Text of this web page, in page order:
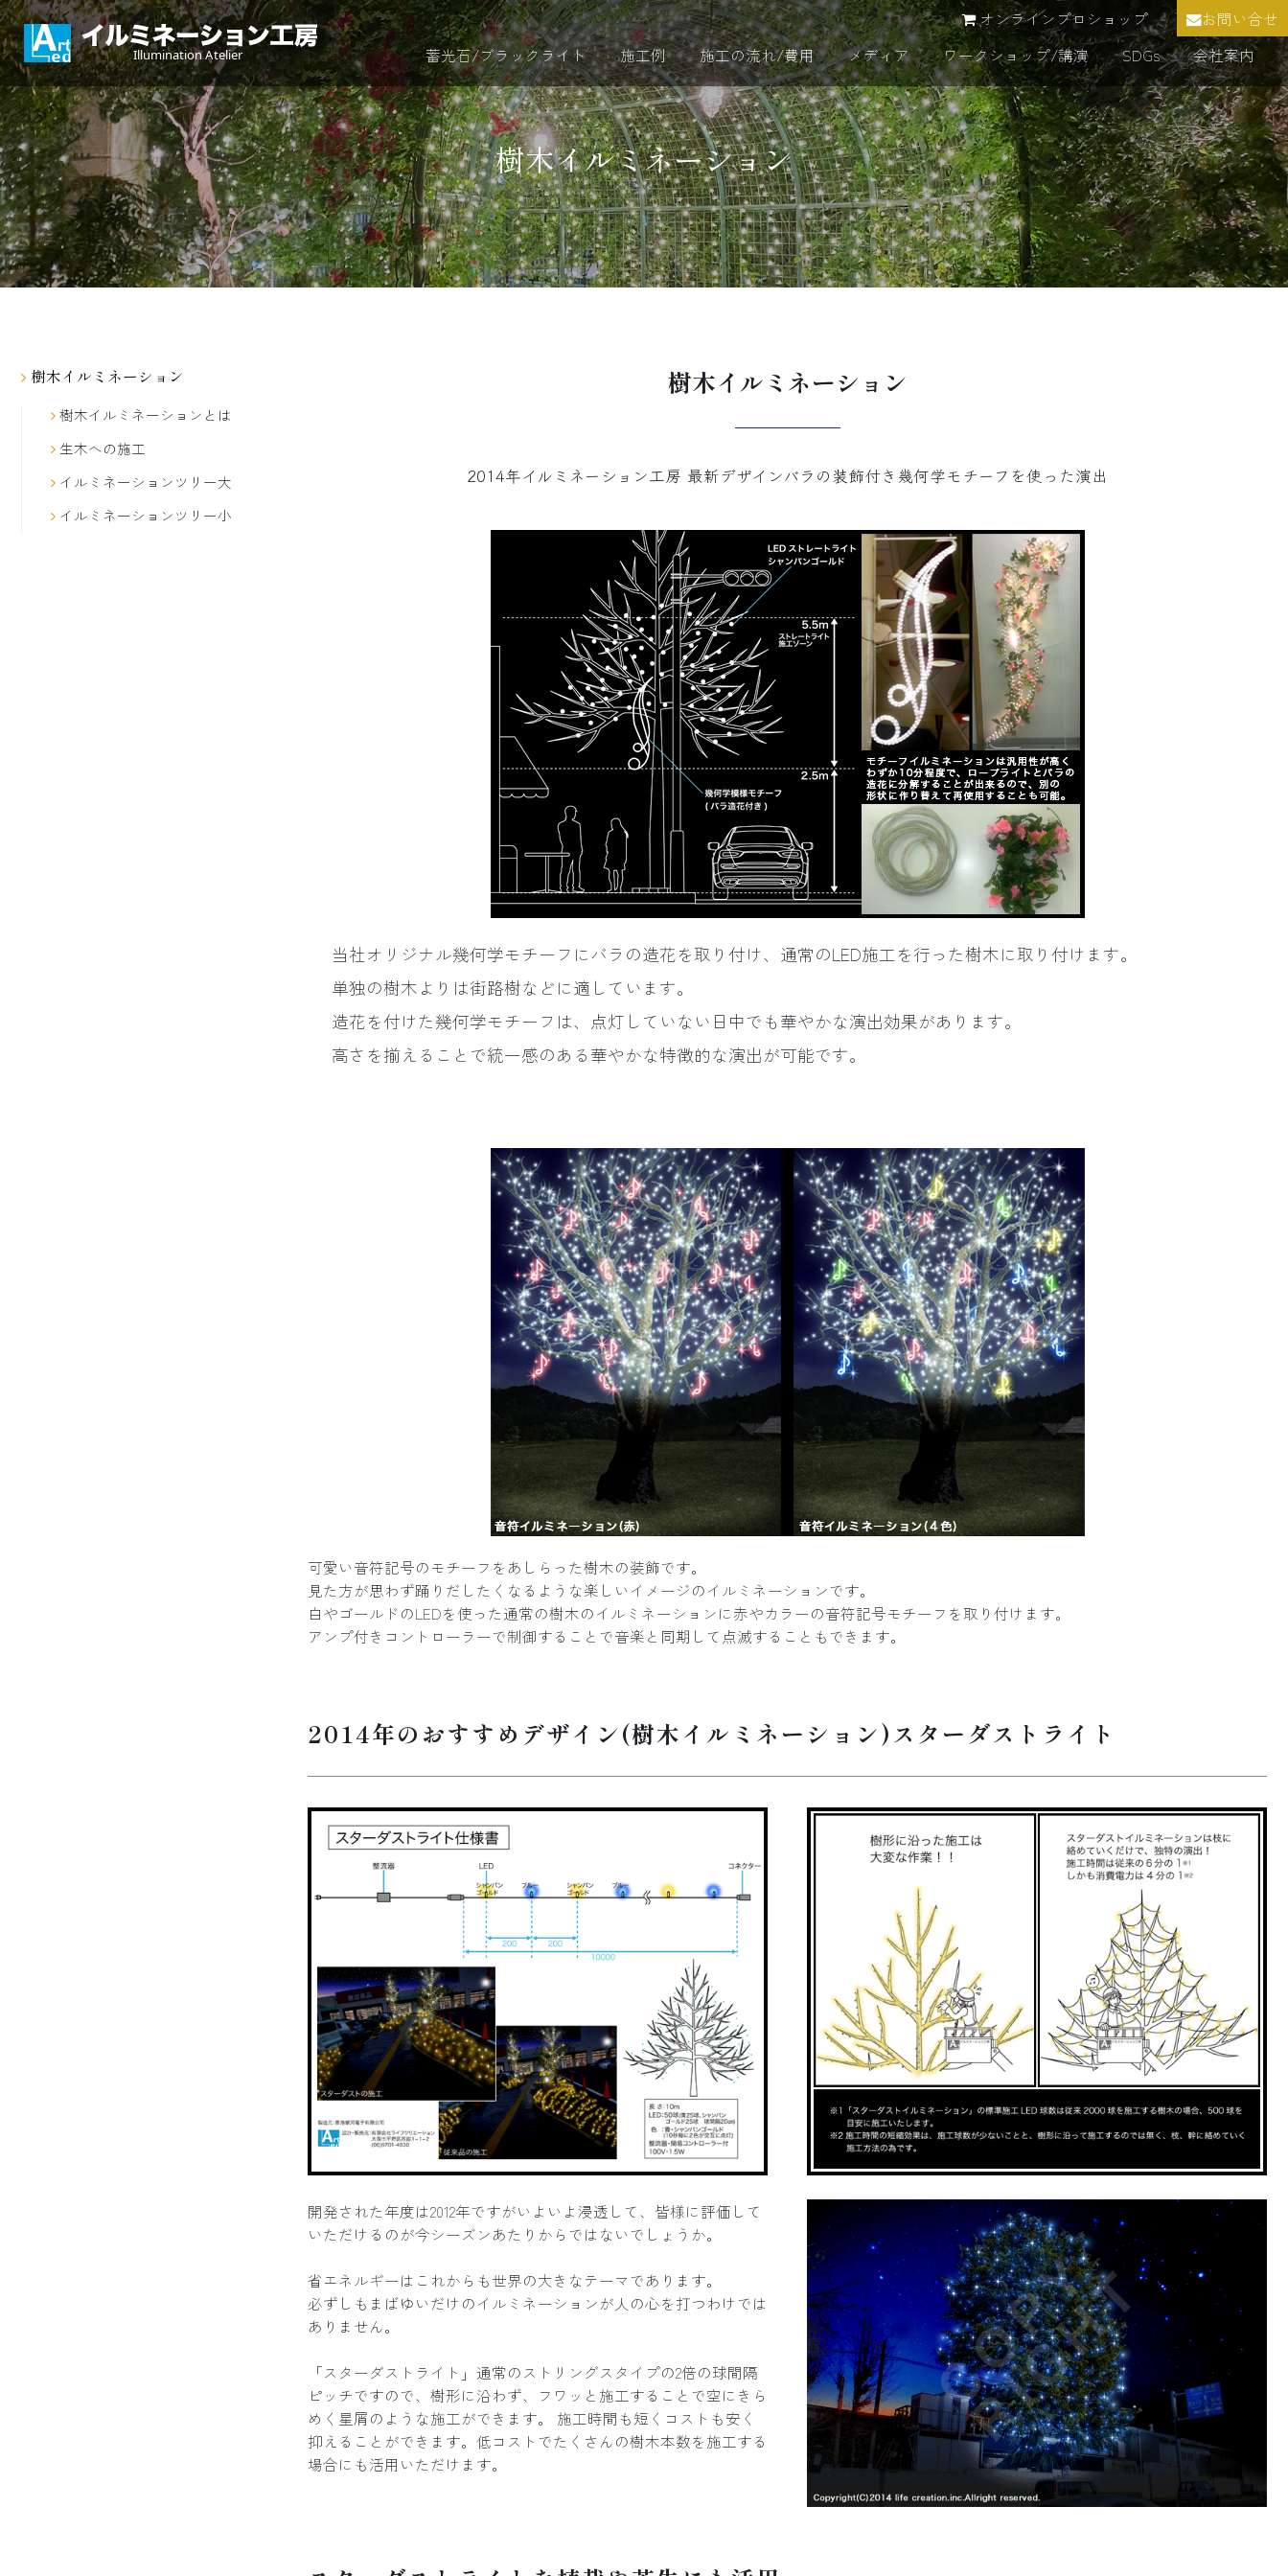
オンラインプロショップ
お問い合せ
蓄光石/ブラックライト
施工例 施工の流れ/費用 メディア ワークショップ/講演 SDGs 会社案内
樹木イルミネーション
樹木イルミネーション
樹木イルミネーションとは
生木への施工
イルミネーションツリー大
イルミネーションツリー小
樹木イルミネーション
2014年イルミネーション工房 最新デザインバラの装飾付き幾何学モチーフを使った演出
当社オリジナル幾何学モチーフにバラの造花を取り付け、通常のLED施工を行った樹木に取り付けます。
単独の樹木よりは街路樹などに適しています。
造花を付けた幾何学モチーフは、点灯していない日中でも華やかな演出効果があります。
高さを揃えることで統一感のある華やかな特徴的な演出が可能です。
可愛い音符記号のモチーフをあしらった樹木の装飾です。
見た方が思わず踊りだしたくなるような楽しいイメージのイルミネーションです。
白やゴールドのLEDを使った通常の樹木のイルミネーションに赤やカラーの音符記号モチーフを取り付けます。
アンプ付きコントローラーで制御することで音楽と同期して点滅することもできます。
2014年のおすすめデザイン(樹木イルミネーション)スターダストライト
開発された年度は2012年ですがいよいよ浸透して、皆様に評価して
いただけるのが今シーズンあたりからではないでしょうか。
省エネルギーはこれからも世界の大きなテーマであります。
必ずしもまばゆいだけのイルミネーションが人の心を打つわけでは
ありません。
「スターダストライト」通常のストリングスタイプの2倍の球間隔
ピッチですので、樹形に沿わず、フワッと施工することで空にきら
めく星屑のような施工ができます。 施工時間も短くコストも安く
抑えることができます。低コストでたくさんの樹木本数を施工する
場合にも活用いただけます。